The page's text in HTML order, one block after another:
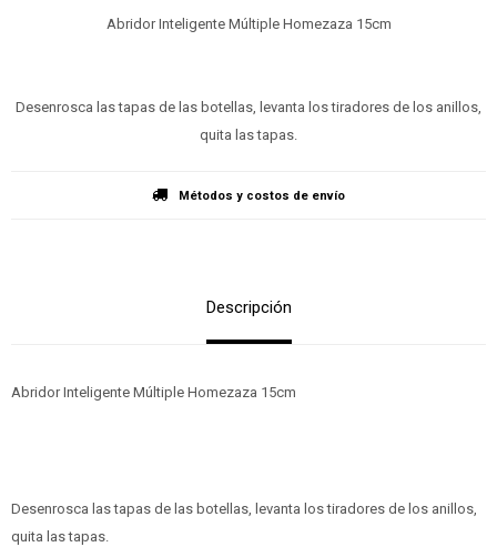
Abridor Inteligente Múltiple Homezaza 15cm
Desenrosca las tapas de las botellas, levanta los tiradores de los anillos,
quita las tapas.
Métodos y costos de envío
Descripción
Abridor Inteligente Múltiple Homezaza 15cm
Desenrosca las tapas de las botellas, levanta los tiradores de los anillos,
quita las tapas.